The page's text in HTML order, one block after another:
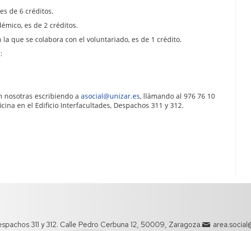
de 6 créditos.
es de 2 créditos.
que se colabora con el voluntariado, es de 1 crédito.
nosotras escribiendo a asocial@unizar.es, llámando al 976 76 10
en el Edificio Interfacultades, Despachos 311 y 312.
311 y 312. Calle Pedro Cerbuna 12, 50009, Zaragoza.